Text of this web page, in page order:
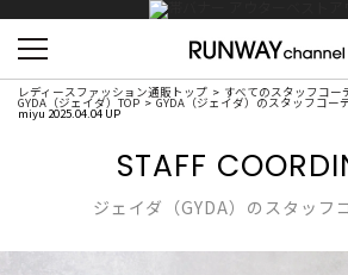
レディースファッション通販トップ すべてのスタッフコー
GYDA（ジェイダ）TOP GYDA（ジェイダ）のスタッフコー
miyu 2025.04.04 UP
STAFF
ジェイダ（GYDA）のスタッフ